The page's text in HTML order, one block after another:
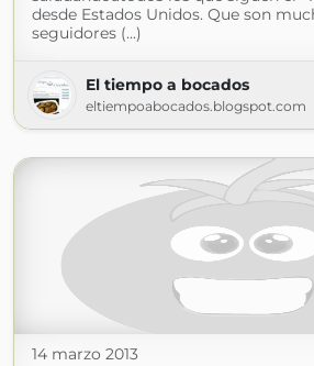
desde Estados Unidos. Que son
seguidores (...)
El tiempo a bocados
eltiempoabocados.blogspot.com
14 marzo 2013